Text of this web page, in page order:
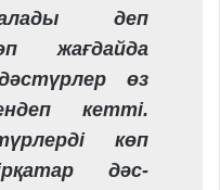
деп
жағ­дайда
өз
кетті.
көп
дәс­